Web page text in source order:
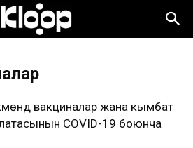
вакциналар жана кымбат
COVID-19 боюнча